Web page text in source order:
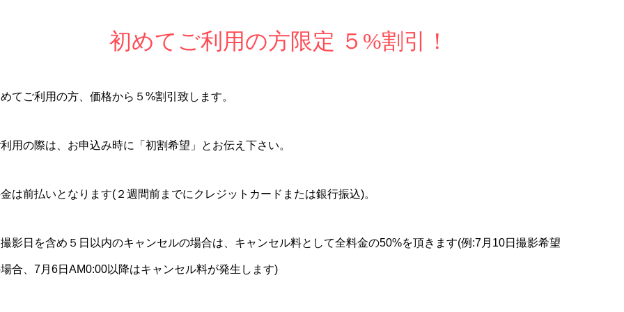
初めてご利用の方限定 ５%割引！
てご利用の方、価格から５%割引致します。
用の際は、お申込み時に「初割希望」とお伝え下さい。
は前払いとなります(２週間前までにクレジットカードまたは銀行振込)。
影日を含め５日以内のキャンセルの場合は、キャンセル料として全料金の50%を頂きます(例:7月10日撮影希望
合、7月6日AM0:00以降はキャンセル料が発生します)